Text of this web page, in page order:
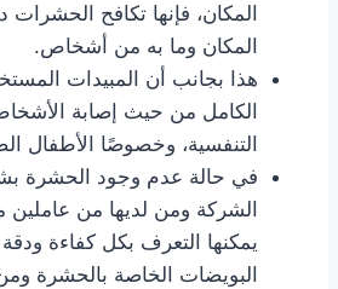
المكان، فإنها تكافح
المكان وما به من أشخاص.
هذا بجانب أن المبيدات
الكامل من حيث إصابة
التنفسية، وخصوصًا الأطفال
في حالة عدم وجود الحشرة
الشركة ومن لديها من عاملين
يمكنها التعرف بكل كفاءة
البويضات الخاصة بالحشرة